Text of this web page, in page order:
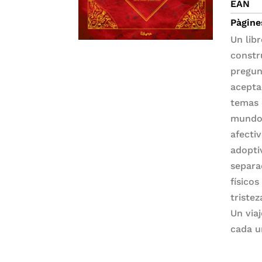
EAN
Un
temas
físicos
Un
cada